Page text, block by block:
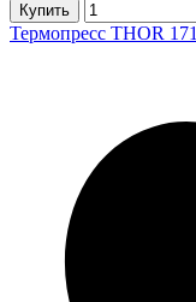
Купить
Термопресс THOR 171